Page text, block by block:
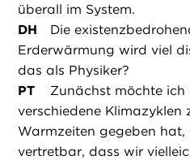
überall im System.
DH
Die
Erderwärmung wird viel
das als Physiker?
PT
Zunächst möchte ich
verschiedene Klimazyklen
Warmzeiten gegeben hat,
vertretbar, dass wir